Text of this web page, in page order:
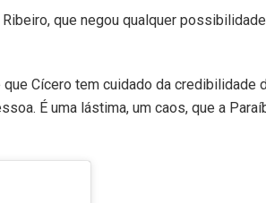
que negou qualquer
Cícero tem cuidado da credibilidade
É uma lástima, um caos, que a